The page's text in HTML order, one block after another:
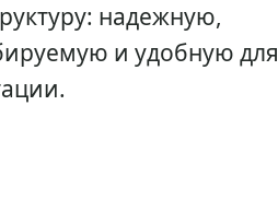
надежную,
и удобную для